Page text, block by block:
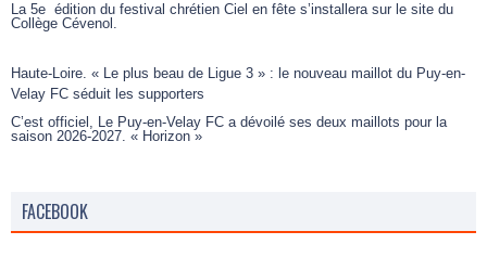
La 5e édition du festival chrétien Ciel en fête s’installera sur le site du
Collège Cévenol.
Haute-Loire. « Le plus beau de Ligue 3 » : le nouveau maillot du Puy-en-
Velay FC séduit les supporters
C’est officiel, Le Puy-en-Velay FC a dévoilé ses deux maillots pour la
saison 2026-2027. « Horizon »
FACEBOOK